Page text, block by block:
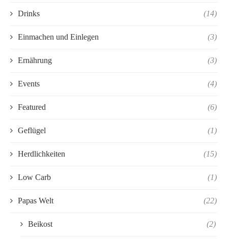
Drinks (14)
Einmachen und Einlegen (3)
Ernährung (3)
Events (4)
Featured (6)
Geflügel (1)
Herdlichkeiten (15)
Low Carb (1)
Papas Welt (22)
Beikost (2)